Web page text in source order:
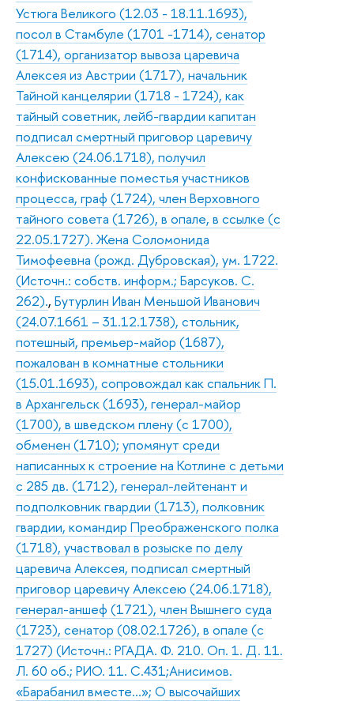
Устюга Великого (12.03 - 18.11.1693),
посол в Стамбуле (1701 -1714), сенатор
(1714), организатор вывоза царевича
Алексея из Австрии (1717), начальник
Тайной канцелярии (1718 - 1724), как
тайный советник, лейб-гвардии капитан
подписал смертный приговор царевичу
Алексею (24.06.1718), получил
конфискованные поместья участников
процесса, граф (1724), член Верховного
тайного совета (1726), в опале, в ссылке (с
22.05.1727). Жена Соломонида
Тимофеевна (рожд. Дубровская), ум. 1722.
(Источн.: собств. информ.; Барсуков. С.
262)., Бутурлин Иван Меньшой Иванович
(24.07.1661 – 31.12.1738), стольник,
потешный, премьер-майор (1687),
пожалован в комнатные стольники
(15.01.1693), сопровождал как спальник П.
в Архангельск (1693), генерал-майор
(1700), в шведском плену (с 1700),
обменен (1710); упомянут среди
написанных к строение на Котлине с детьми
с 285 дв. (1712), генерал-лейтенант и
подполковник гвардии (1713), полковник
гвардии, командир Преображенского полка
(1718), участвовал в розыске по делу
царевича Алексея, подписал смертный
приговор царевичу Алексею (24.06.1718),
генерал-аншеф (1721), член Вышнего суда
(1723), сенатор (08.02.1726), в опале (с
1727) (Источн.: РГАДА. Ф. 210. Оп. 1. Д. 11.
Л. 60 об.; РИО. 11. С.431;Анисимов.
«Барабанил вместе…»; О высочайших